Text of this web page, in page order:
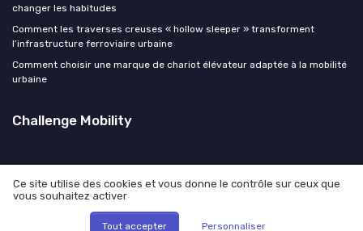
changer les habitudes
Comment les traverses creuses « hollow sleeper » transforment
l’infrastructure ferroviaire urbaine
Comment choisir une marque de chariot élévateur adaptée à la mobilité
urbaine
Challenge Mobility
Mentions légales
© Challenge Mobility 2026
Ce site utilise des cookies et vous donne le contrôle sur ceux que
vous souhaitez activer
Tout accepter Personnaliser